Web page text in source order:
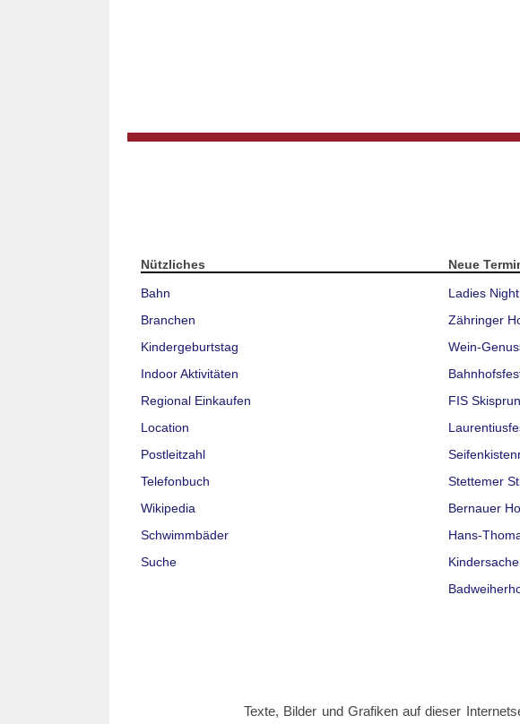
Nützliches
Bahn
Branchen
Kindergeburtstag
Indoor Aktivitäten
Regional Einkaufen
Location
Postleitzahl
Telefonbuch
Wikipedia
Schwimmbäder
Suche
Neue
Ladies
Zähringer
Wein-
FIS
Stettemer
Bernauer
Hans-
Texte, Bilder und Grafiken auf dieser